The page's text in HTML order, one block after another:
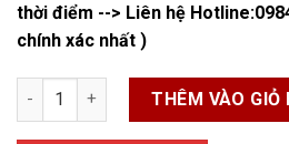
thời điểm --> Liên hệ Hotline:
chính xác nhất )
Đồng Hồ Đo Lưu Lượng Nước Unik
THÊM VÀO GIỎ